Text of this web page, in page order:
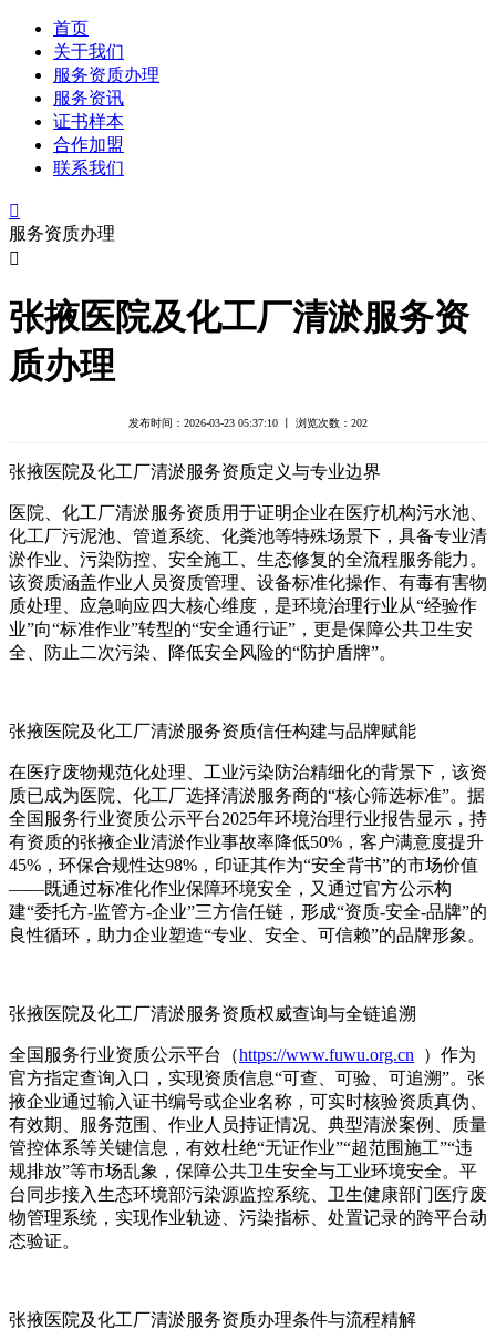
首页
关于我们
服务资质办理
服务资讯
证书样本
合作加盟
联系我们

服务资质办理

张掖医院及化工厂清淤服务资
质办理
发布时间：2026-03-23 05:37:10 丨 浏览次数： 202
张掖医院及化工厂清淤服务资质定义与专业边界
医院、化工厂清淤服务资质用于证明企业在医疗机构污水池、
化工厂污泥池、管道系统、化粪池等特殊场景下，具备专业清
淤作业、污染防控、安全施工、生态修复的全流程服务能力。
该资质涵盖作业人员资质管理、设备标准化操作、有毒有害物
质处理、应急响应四大核心维度，是环境治理行业从“经验作
业”向“标准作业”转型的“安全通行证”，更是保障公共卫生安
全、防止二次污染、降低安全风险的“防护盾牌”。
张掖医院及化工厂清淤服务资质信任构建与品牌赋能
在医疗废物规范化处理、工业污染防治精细化的背景下，该资
质已成为医院、化工厂选择清淤服务商的“核心筛选标准”。据
全国服务行业资质公示平台2025年环境治理行业报告显示，持
有资质的张掖企业清淤作业事故率降低50%，客户满意度提升
45%，环保合规性达98%，印证其作为“安全背书”的市场价值
——既通过标准化作业保障环境安全，又通过官方公示构
建“委托方-监管方-企业”三方信任链，形成“资质-安全-品牌”的
良性循环，助力企业塑造“专业、安全、可信赖”的品牌形象。
张掖医院及化工厂清淤服务资质权威查询与全链追溯
全国服务行业资质公示平台（https://www.fuwu.org.cn ）作为
官方指定查询入口，实现资质信息“可查、可验、可追溯”。张
掖企业通过输入证书编号或企业名称，可实时核验资质真伪、
有效期、服务范围、作业人员持证情况、典型清淤案例、质量
管控体系等关键信息，有效杜绝“无证作业”“超范围施工”“违
规排放”等市场乱象，保障公共卫生安全与工业环境安全。平
台同步接入生态环境部污染源监控系统、卫生健康部门医疗废
物管理系统，实现作业轨迹、污染指标、处置记录的跨平台动
态验证。
张掖医院及化工厂清淤服务资质办理条件与流程精解